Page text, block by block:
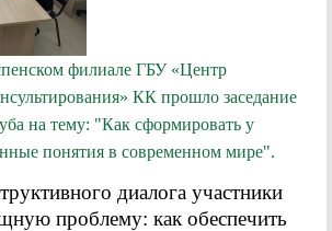
филиале ГБУ «Центр
КК прошло заседание
на тему: "Как сформировать у
понятия в современном мире".
диалога участники
проблему: как обеспечить